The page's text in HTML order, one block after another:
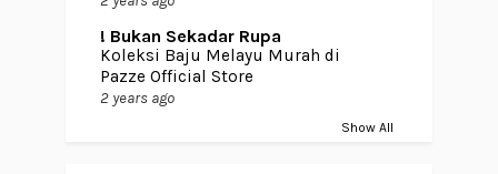
! Bukan Sekadar Rupa
Koleksi Baju Melayu Murah di
Pazze Official Store
2 years ago
Show All